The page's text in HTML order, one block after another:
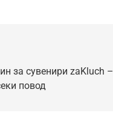
за сувенири zaKluch –
повод